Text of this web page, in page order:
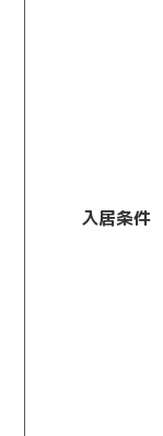
入居条件